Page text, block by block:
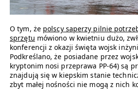
O tym, że polscy saperzy pilnie
sprzętu mówiono w kwietniu dużo,
konferencji z okazji święta wojsk
Podkreślano, że posiadane przez
kryptonim nosi przeprawa PP-64) są
znajdują się w kiepskim stanie
zbyt małej nośności nie mogą z nich